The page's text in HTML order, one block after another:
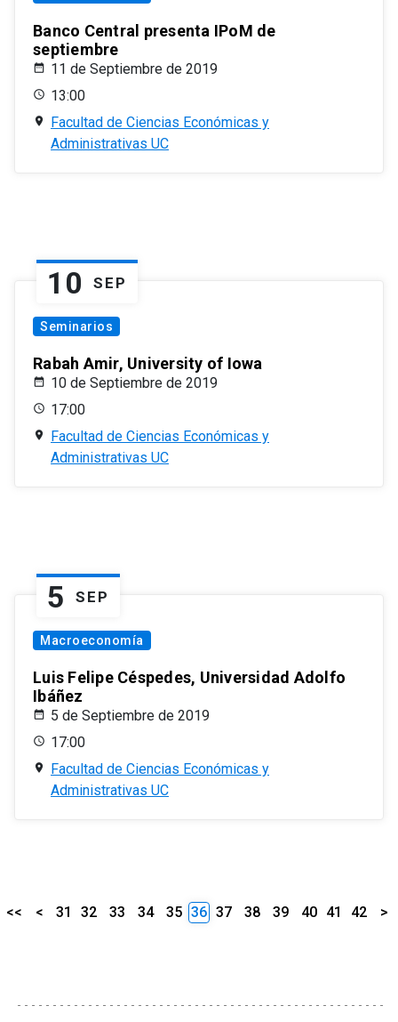
Banco Central presenta IPoM de
septiembre
11 de Septiembre de 2019
13:00
Facultad de Ciencias Económicas y
Administrativas UC
10 SEP
Seminarios
Rabah Amir, University of Iowa
10 de Septiembre de 2019
17:00
Facultad de Ciencias Económicas y
Administrativas UC
5 SEP
Macroeconomía
Luis Felipe Céspedes, Universidad Adolfo
Ibáñez
5 de Septiembre de 2019
17:00
Facultad de Ciencias Económicas y
Administrativas UC
<< < 31 32 33 34 35 36 37 38 39 40 41 42 >